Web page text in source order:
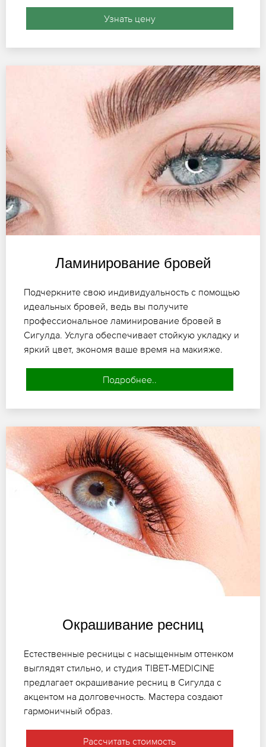
Узнать цену
Ламинирование бровей
Подчеркните свою индивидуальность с помощью
идеальных бровей, ведь вы получите
профессиональное ламинирование бровей в
Сигулда. Услуга обеспечивает стойкую укладку и
яркий цвет, экономя ваше время на макияже.
Подробнее..
Окрашивание ресниц
Естественные ресницы с насыщенным оттенком
выглядят стильно, и студия TIBET-MEDICINE
предлагает окрашивание ресниц в Сигулда с
акцентом на долговечность. Мастера создают
гармоничный образ.
Рассчитать стоимость